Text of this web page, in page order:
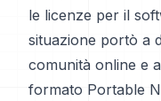
le licenze per il
situazione portò a
comunità online e
formato Portable